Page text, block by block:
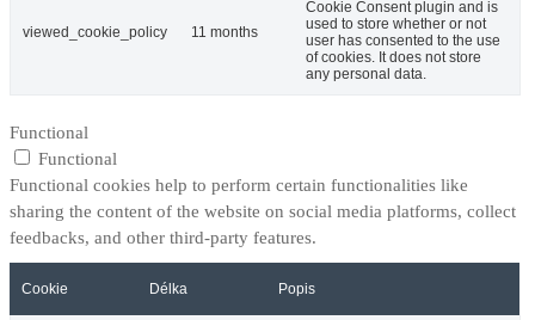
viewed_cookie_policy 11 months
Cookie Consent plugin and is
used to store whether or not
user has consented to the use
of cookies. It does not store
any personal data.
Functional
Functional
Functional cookies help to perform certain functionalities like
sharing the content of the website on social media platforms, collect
feedbacks, and other third-party features.
Cookie Délka Popis